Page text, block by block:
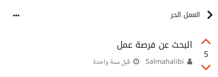
العمل الحر
5
البحث عن فرصة عمل
قبل سنة واحدة